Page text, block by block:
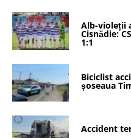
Alb-violeții
Cisnădie:
1:1
Biciclist
șoseaua
Accident